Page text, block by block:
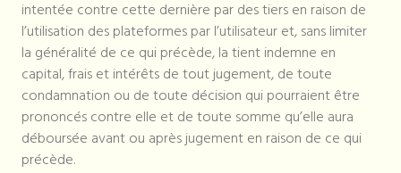
intentée contre cette dernière par des tiers en raison de
l’utilisation des plateformes par l’utilisateur et, sans limiter
la généralité de ce qui précède, la tient indemne en
capital, frais et intérêts de tout jugement, de toute
condamnation ou de toute décision qui pourraient être
prononcés contre elle et de toute somme qu’elle aura
déboursée avant ou après jugement en raison de ce qui
précède.